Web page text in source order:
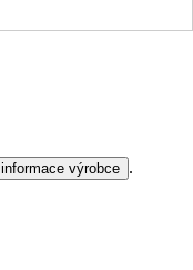
informace výrobce .